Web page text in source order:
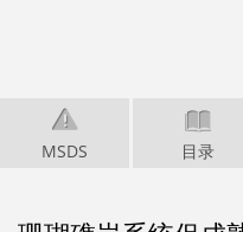
MSDS 目录